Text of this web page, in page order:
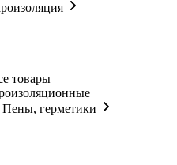
товары
Пены, герметики